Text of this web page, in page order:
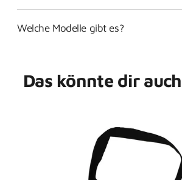
Welche Modelle gibt es?
Das könnte dir